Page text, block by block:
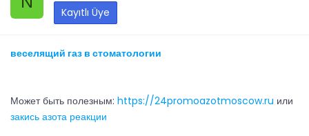
Kayıtlı Üye
веселящий газ в стоматологии
Может быть полезным: https://24promoazotmoscow.ru или
закись азота реакции